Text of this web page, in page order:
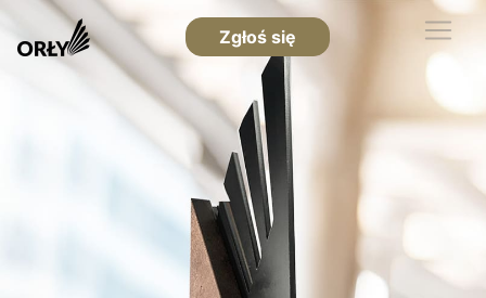
Zgłoś się